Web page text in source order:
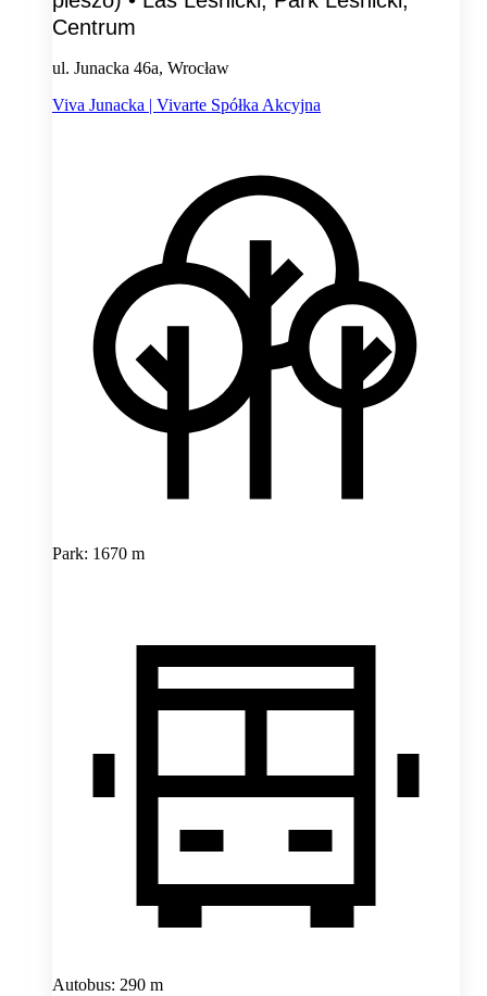
Centrum
ul. Junacka 46a, Wrocław
Viva Junacka | Vivarte Spółka Akcyjna
Park: 1670 m
Autobus: 290 m